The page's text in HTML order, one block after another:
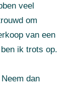
veel
om
van een
ik trots op.
dan